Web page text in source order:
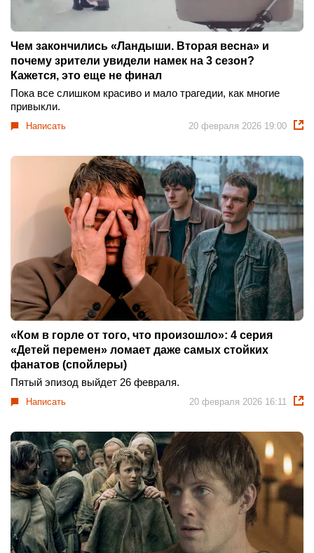
Чем закончились «Ландыши. Вторая весна» и
почему зрители увидели намек на 3 сезон?
Кажется, это еще не финал
Пока все слишком красиво и мало трагедии, как многие
привыкли.
Написать 20 февраля 2026 19:00
«Ком в горле от того, что произошло»: 4 серия
«Детей перемен» ломает даже самых стойких
фанатов (спойлеры)
Пятый эпизод выйдет 26 февраля.
Написать 20 февраля 2026 16:11